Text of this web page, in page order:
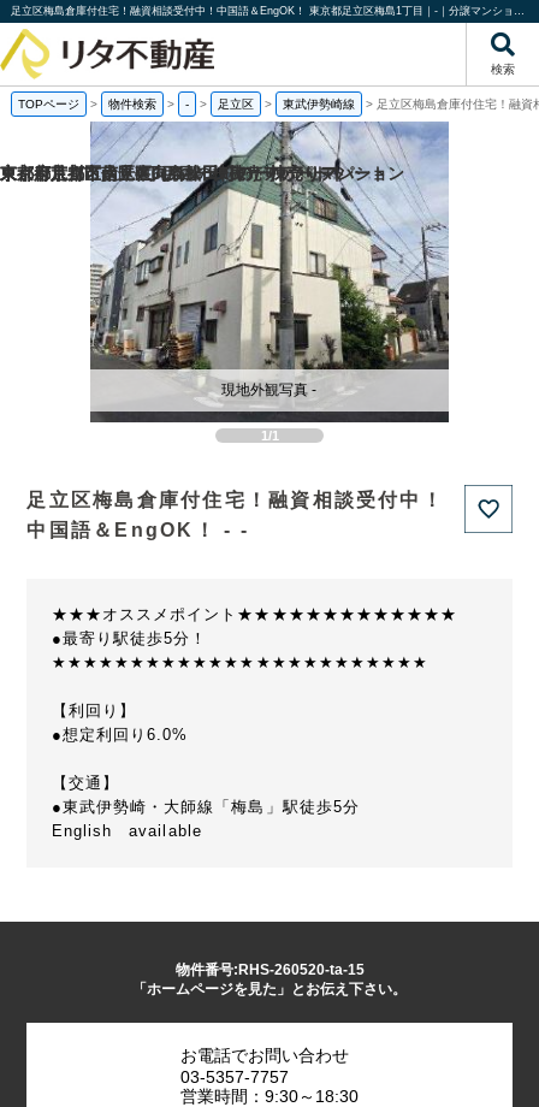
足立区梅島倉庫付住宅！融資相談受付中！中国語＆EngOK！ 東京都足立区梅島1丁目｜-｜分譲マンション情報｜株式会社リタ不動産
検索
TOPページ > 物件検索 > - > 足立区 > 東武伊勢崎線 > 足立区梅島倉庫付住宅！融
1/1
現地外観写真 -
足立区梅島倉庫付住宅！融資相談受付中！
中国語＆EngOK！ - -
★★★オススメポイント★★★★★★★★★★★★★
●最寄り駅徒歩5分！
★★★★★★★★★★★★★★★★★★★★★★★★
【利回り】
●想定利回り6.0%
【交通】
●東武伊勢崎・大師線「梅島」駅徒歩5分
English available
物件番号:RHS-260520-ta-15
「ホームページを見た」とお伝え下さい。
お電話でお問い合わせ
03-5357-7757
営業時間：9:30～18:30
京都府京都市伏見区向島津田町の一棟売りマンション
京都府京都市南区東九条松田町の一棟売りアパート
東京都足立区足立4丁目の一棟売りアパート
東京都荒川区南千住6丁目の一棟売りアパート